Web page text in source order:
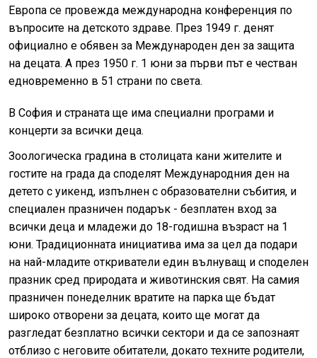
Европа се провежда международна конференция по
въпросите на детското здраве. През 1949 г. денят
официално е обявен за Международен ден за защита
на децата. А през 1950 г. 1 юни за първи път е честван
едновременно в 51 страни по света.
В София и страната ще има специални програми и
концерти за всички деца.
Зоологическа градина в столицата кани жителите и
гостите на града да споделят Международния ден на
детето с уикенд, изпълнен с образователни събития, и
специален празничен подарък - безплатен вход за
всички деца и младежи до 18-годишна възраст на 1
юни. Традиционната инициатива има за цел да подари
на най-младите откриватели един вълнуващ и споделен
празник сред природата и животинския свят. На самия
празничен понеделник вратите на парка ще бъдат
широко отворени за децата, които ще могат да
разгледат безплатно всички сектори и да се запознаят
отблизо с неговите обитатели, докато техните родители,